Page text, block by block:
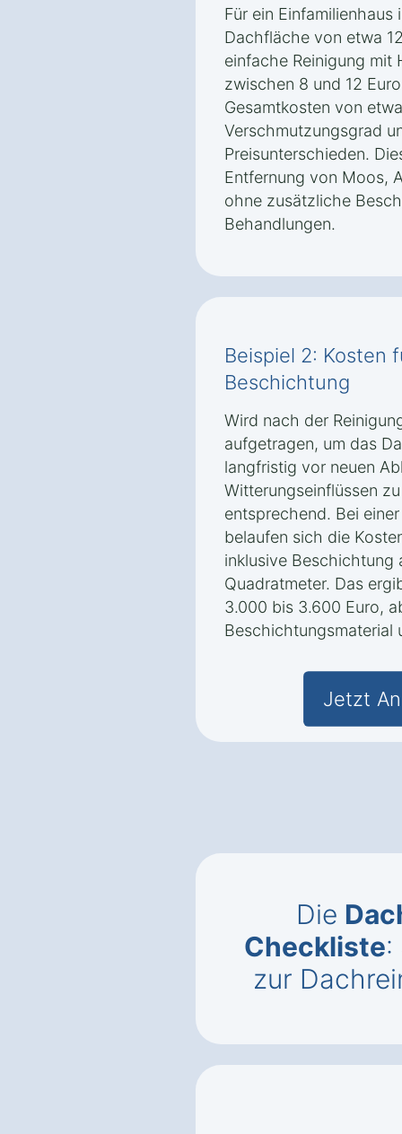
Für ein
Dachfläche von etwa
einfache Reinigung mit
zwischen 8 und 12
Gesamtkosten von
Verschmutzungsgrad
Preisunterschieden.
Entfernung von Moos,
ohne zusätzliche
Behandlungen.
Beispiel 2: Kosten
Beschichtung
Wird nach der
aufgetragen, um das
langfristig vor neuen
Witterungseinflüssen
entsprechend. Bei
belaufen sich die
inklusive
Quadratmeter. Das
3.000 bis 3.600 Euro,
Beschichtungsmaterial
Jetzt
Die
Checkliste:
zur